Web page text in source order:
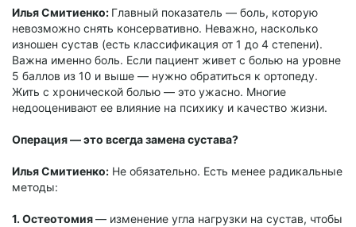
Илья Смитиенко: Главный показатель — боль, которую
невозможно снять консервативно. Неважно, насколько
изношен сустав (есть классификация от 1 до 4 степени).
Важна именно боль. Если пациент живет с болью на уровне
5 баллов из 10 и выше — нужно обратиться к ортопеду.
Жить с хронической болью — это ужасно. Многие
недооценивают ее влияние на психику и качество жизни.
Операция — это всегда замена сустава?
Илья Смитиенко: Не обязательно. Есть менее радикальные
методы:
1. Остеотомия— изменение угла нагрузки на сустав, чтобы